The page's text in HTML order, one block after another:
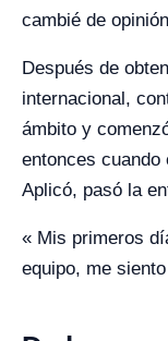
cambié de
Después de
internacional,
ámbito y
entonces cuando
Aplicó, pasó la
« Mis primeros
equipo, me